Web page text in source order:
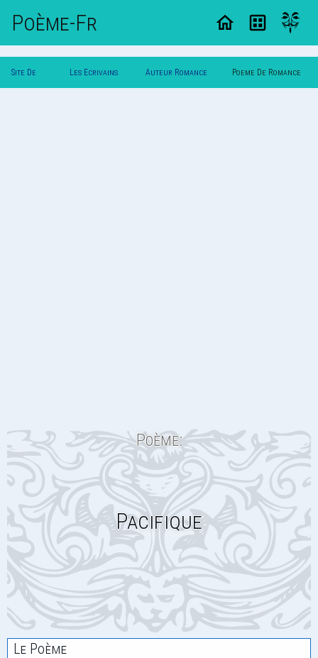
Poème-Fr
Site De Les Ecrivains Auteur Romance Poeme De Romance
Poème:
Pacifique
Le Poème